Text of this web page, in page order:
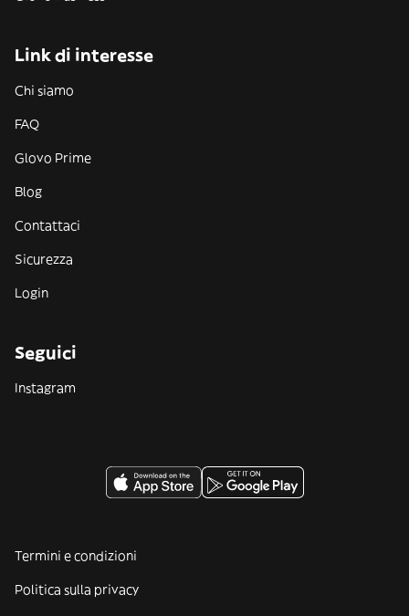
Link di interesse
Chi siamo
FAQ
Glovo Prime
Blog
Contattaci
Sicurezza
Login
Seguici
Instagram
Termini e condizioni
Politica sulla privacy